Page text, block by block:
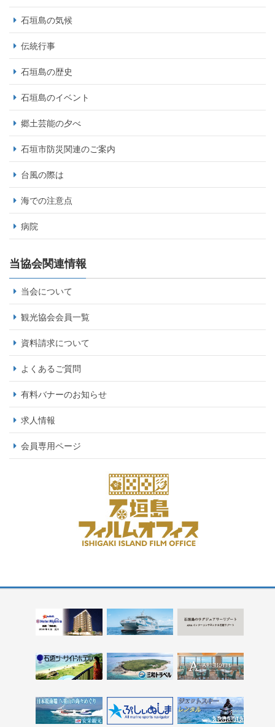
石垣島の気候
伝統行事
石垣島の歴史
石垣島のイベント
郷土芸能の夕べ
石垣市防災関連のご案内
台風の際は
海での注意点
病院
当協会関連情報
当会について
観光協会会員一覧
資料請求について
よくあるご質問
有料バナーのお知らせ
求人情報
会員専用ページ